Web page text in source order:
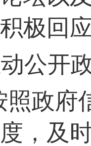
极回
公开
照政府
，及